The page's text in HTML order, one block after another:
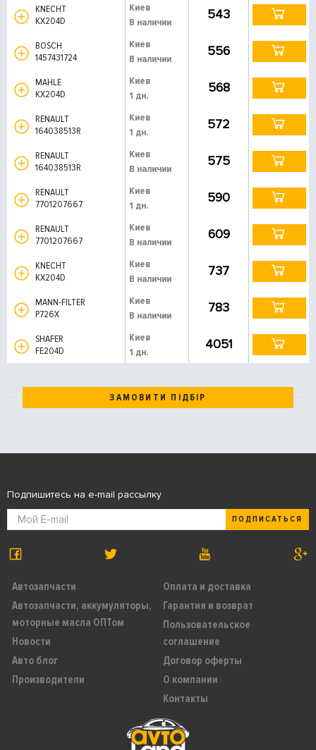
KNECHT
KX204D
Киев
В наличии
543
BOSCH
1457431724
Киев
В наличии
556
MAHLE
KX204D
Киев
1 дн.
568
RENAULT
164038513R
Киев
1 дн.
572
RENAULT
164038513R
Киев
В наличии
575
RENAULT
7701207667
Киев
1 дн.
590
RENAULT
7701207667
Киев
В наличии
609
KNECHT
KX204D
Киев
В наличии
737
MANN-FILTER
P726X
Киев
В наличии
783
SHAFER
FE204D
Киев
1 дн.
4051
ЗАМОВИТИ ПІДБІР
Автозапчасти
Автозапчасти, аккумуляторы,
моторные масла ОПТом
Новости
Авто блог
Производители
Оплата и доставка
Гарантия и возврат
Пользовательское
соглашение
Договор оферты
О компании
Контакты
Подпишитесь на e-mail рассылку
ПОДПИСАТЬСЯ